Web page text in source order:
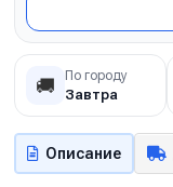
🚚 По городу
Завтра
Описание